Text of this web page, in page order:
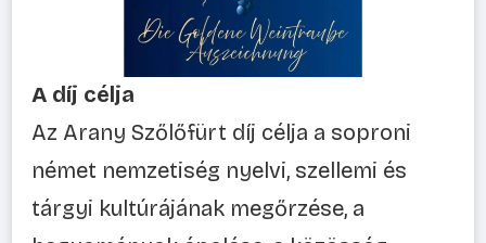
A díj célja
Az Arany Szőlőfürt díj célja a soproni
német nemzetiség nyelvi, szellemi és
tárgyi kultúrájának megőrzése, a